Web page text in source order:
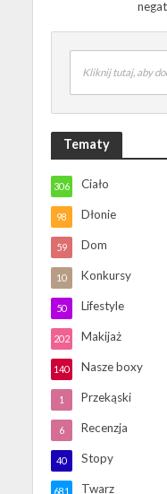
Kliknij tutaj, aby
Tematy
Ciało
306
Dłonie
98
Dom
59
Konkursy
10
Lifestyle
50
Makijaż
202
Nasze boxy
140
Przekąski
1
Recenzja
6
Stopy
40
Twarz
681